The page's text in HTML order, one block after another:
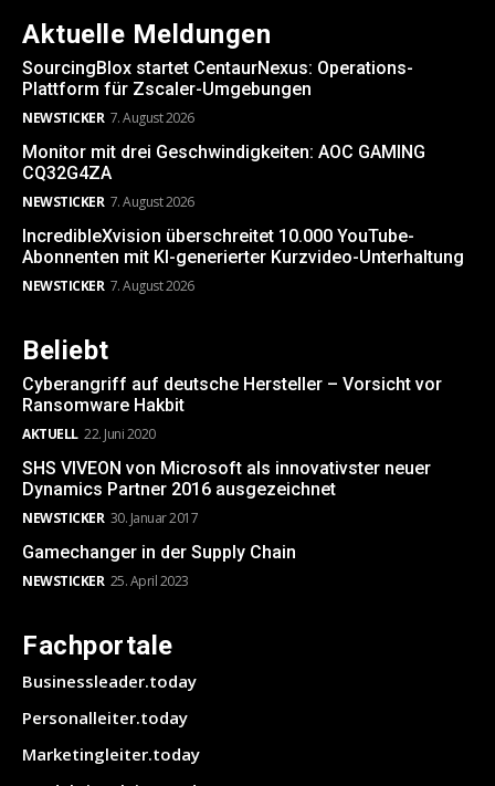
Aktuelle Meldungen
SourcingBlox startet CentaurNexus: Operations-
Plattform für Zscaler-Umgebungen
NEWSTICKER 7. August 2026
Monitor mit drei Geschwindigkeiten: AOC GAMING
CQ32G4ZA
NEWSTICKER 7. August 2026
IncredibleXvision überschreitet 10.000 YouTube-
Abonnenten mit KI-generierter Kurzvideo-Unterhaltung
NEWSTICKER 7. August 2026
Beliebt
Cyberangriff auf deutsche Hersteller – Vorsicht vor
Ransomware Hakbit
AKTUELL 22. Juni 2020
SHS VIVEON von Microsoft als innovativster neuer
Dynamics Partner 2016 ausgezeichnet
NEWSTICKER 30. Januar 2017
Gamechanger in der Supply Chain
NEWSTICKER 25. April 2023
Fachportale
Businessleader.today
Personalleiter.today
Marketingleiter.today